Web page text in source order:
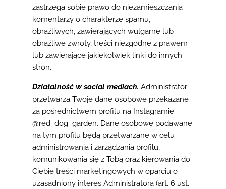
zastrzega sobie prawo do niezamieszczania
komentarzy o charakterze spamu,
obraźliwych, zawierających wulgarne lub
obraźliwe zwroty, treści niezgodne z prawem
lub zawierające jakiekolwiek linki do innych
stron.
Działalność w social mediach. Administrator
przetwarza Twoje dane osobowe przekazane
za pośrednictwem profilu na Instagramie:
@red_dog_garden. Dane osobowe podawane
na tym profilu będą przetwarzane w celu
administrowania i zarządzania profilu,
komunikowania się z Tobą oraz kierowania do
Ciebie treści marketingowych w oparciu o
uzasadniony interes Administratora (art. 6 ust.